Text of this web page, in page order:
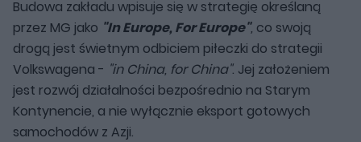
Budowa zakładu wpisuje się w strategię określaną
przez MG jako "In Europe, For Europe", co swoją
drogą jest świetnym odbiciem piłeczki do strategii
Volkswagena - "in China, for China". Jej założeniem
jest rozwój działalności bezpośrednio na Starym
Kontynencie, a nie wyłącznie eksport gotowych
samochodów z Azji.